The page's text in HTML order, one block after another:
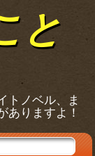
と
トノベル、ま
ありますよ！